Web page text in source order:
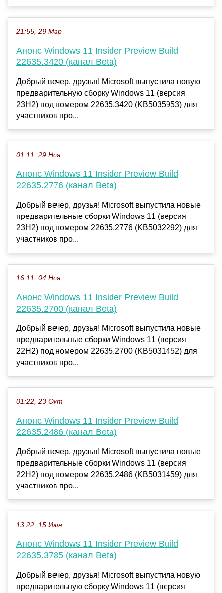
21:55, 29 Мар
Анонс Windows 11 Insider Preview Build
22635.3420 (канал Beta)
Добрый вечер, друзья! Microsoft выпустила новую
предварительную сборку Windows 11 (версия
23H2) под номером 22635.3420 (KB5035953) для
участников про...
01:11, 29 Ноя
Анонс Windows 11 Insider Preview Build
22635.2776 (канал Beta)
Добрый вечер, друзья! Microsoft выпустила новые
предварительные сборки Windows 11 (версия
23H2) под номером 22635.2776 (KB5032292) для
участников про...
16:11, 04 Ноя
Анонс Windows 11 Insider Preview Build
22635.2700 (канал Beta)
Добрый вечер, друзья! Microsoft выпустила новые
предварительные сборки Windows 11 (версия
22H2) под номером 22635.2700 (KB5031452) для
участников про...
01:22, 23 Окт
Анонс Windows 11 Insider Preview Build
22635.2486 (канал Beta)
Добрый вечер, друзья! Microsoft выпустила новые
предварительные сборки Windows 11 (версия
22H2) под номером 22635.2486 (KB5031459) для
участников про...
13:22, 15 Июн
Анонс Windows 11 Insider Preview Build
22635.3785 (канал Beta)
Добрый вечер, друзья! Microsoft выпустила новую
предварительную сборку Windows 11 (версия